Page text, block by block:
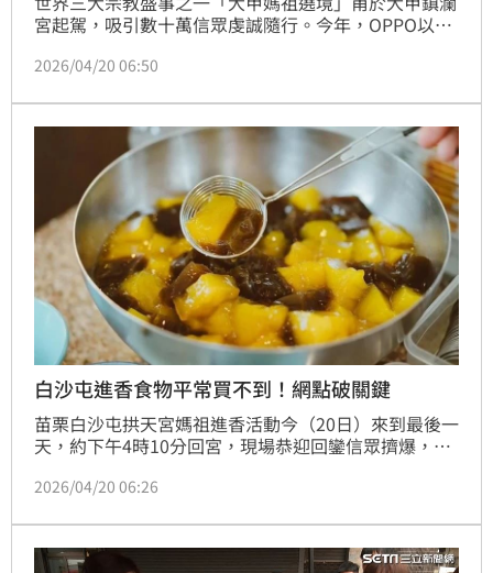
宮起駕，吸引數十萬信眾虔誠隨行。今年，OPPO以鎮
款——OPPO Find X9 Ultra的哈蘇大師鏡頭，紀錄下百
2026/04/20 06:50
白沙屯進香食物平常買不到！網點破關鍵
苗栗白沙屯拱天宮媽祖進香活動今（20日）來到最後一
天，約下午4時10分回宮，現場恭迎回鑾信眾擠爆，氣
小事都成話題，其中關於「吃的」就有網友好奇問，一
人點破關鍵，其實是獨門和家傳配方，沒在販售，都是
高手在民間。
2026/04/20 06:26